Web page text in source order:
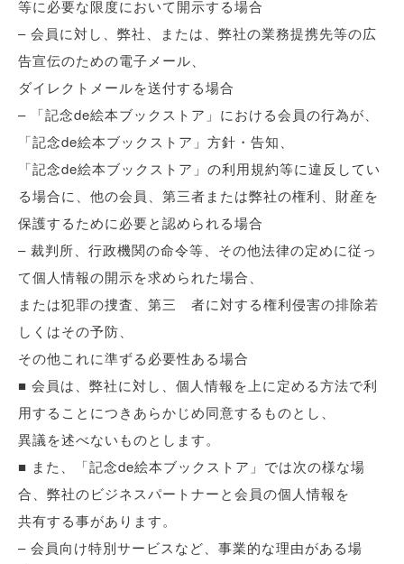
等に必要な限度において開示する場合
– 会員に対し、弊社、または、弊社の業務提携先等の広
告宣伝のための電子メール、
ダイレクトメールを送付する場合
– 「記念de絵本ブックストア」における会員の行為が、
「記念de絵本ブックストア」方針・告知、
「記念de絵本ブックストア」の利用規約等に違反してい
る場合に、他の会員、第三者または弊社の権利、財産を
保護するために必要と認められる場合
– 裁判所、行政機関の命令等、その他法律の定めに従っ
て個人情報の開示を求められた場合、
または犯罪の捜査、第三 者に対する権利侵害の排除若
しくはその予防、
その他これに準ずる必要性ある場合
■ 会員は、弊社に対し、個人情報を上に定める方法で利
用することにつきあらかじめ同意するものとし、
異議を述べないものとします。
■ また、「記念de絵本ブックストア」では次の様な場
合、弊社のビジネスパートナーと会員の個人情報を
共有する事があります。
– 会員向け特別サービスなど、事業的な理由がある場